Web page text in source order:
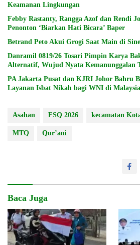
Keamanan Lingkungan
Febby Rastanty, Rangga Azof dan Rendi
Penonton ‘Biarkan Hati Bicara’ Baper
Betrand Peto Akui Grogi Saat Main di
Danramil 0819/26 Tosari Pimpin Karya
Alternatif, Wujud Nyata Kemanunggalan
PA Jakarta Pusat dan KJRI Johor Bahru
Layanan Isbat Nikah bagi WNI di Malaysia
Asahan FSQ 2026 kecamatan
MTQ Qur’ani
Baca Juga